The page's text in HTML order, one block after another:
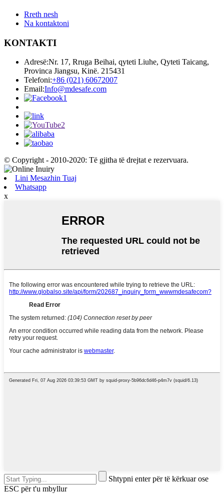
Rreth nesh
Na kontaktoni
KONTAKTI
Adresë:Nr. 17, Rruga Beihai, qyteti Liuhe, Qyteti Taicang,
Provinca Jiangsu, Kinë. 215431
Telefoni:+86 (021) 60672007
Email:Info@mdesafe.com
© Copyright - 2010-2020: Të gjitha të drejtat e rezervuara.
Lini Mesazhin Tuaj
Whatsapp
x
Shtypni enter për të kërkuar ose
ESC për t'u mbyllur